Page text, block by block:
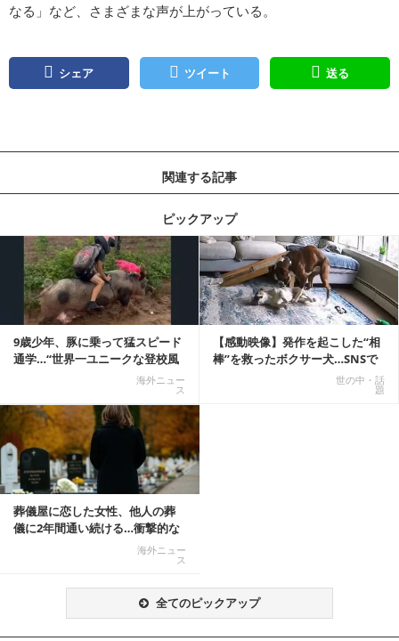
なる」など、さまざまな声が上がっている。
シェア ツイート 送る
関連する記事
ピックアップ
9歳少年、豚に乗って猛スピード
通学…“世界一ユニークな登校風
海外ニュー
ス
【感動映像】発作を起こした“相
棒”を救ったボクサー犬…SNSで
世の中・話
題
記事を読む
葬儀屋に恋した女性、他人の葬
儀に2年間通い続ける…衝撃的な
海外ニュー
ス
全てのピックアップ